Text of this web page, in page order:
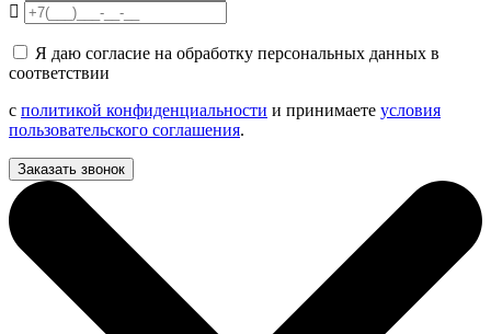
Я даю согласие на обработку персональных данных в
соответствии
с политикой конфиденциальности и принимаете условия
пользовательского соглашения.
Заказать звонок